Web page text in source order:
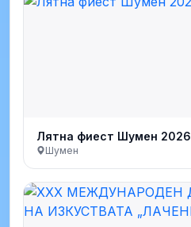
Лятна фиест Шумен 2026
Шумен